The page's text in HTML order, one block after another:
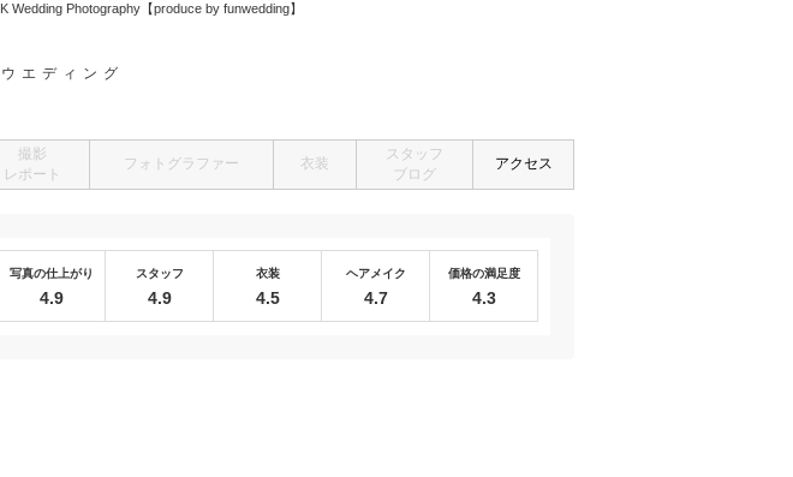
Wedding Photography【produce by funwedding】
エディング
撮影
レポート
フォトグラファー 衣装
スタッフ
ブログ
アクセス
写真の仕上がり
4.9
スタッフ
4.9
衣装
4.5
ヘアメイク
4.7
価格の満足度
4.3